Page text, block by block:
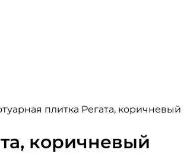
плитка Регата, коричневый
коричневый